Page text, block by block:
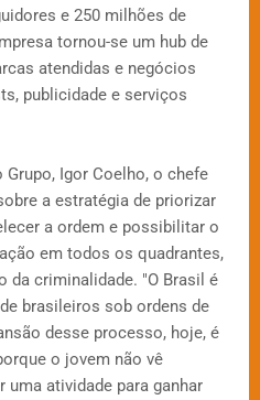
e 250 milhões de
tornou-se um hub de
atendidas e negócios
publicidade e serviços
Igor Coelho, o chefe
a estratégia de priorizar
a ordem e possibilitar o
em todos os quadrantes,
da criminalidade. "O Brasil é
brasileiros sob ordens de
desse processo, hoje, é
o jovem não vê
uma atividade para ganhar